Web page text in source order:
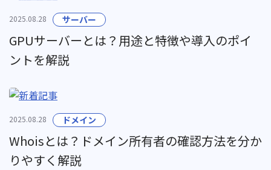
2025.08.28 サーバー
GPUサーバーとは？用途と特徴や導入のポイ
ントを解説
2025.08.28 ドメイン
Whoisとは？ドメイン所有者の確認方法を分か
りやすく解説